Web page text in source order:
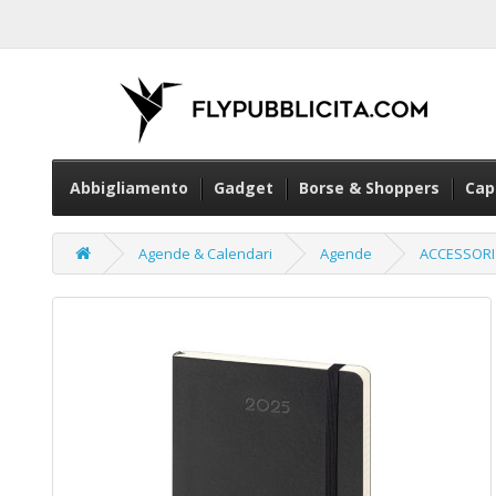
Abbigliamento Gadget Borse & Shoppers
Agende & Calendari Agende